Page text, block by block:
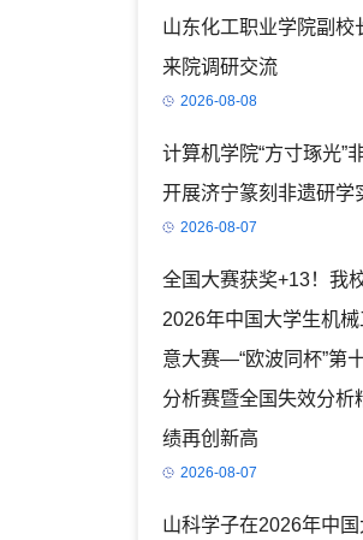
山东化工职业学院副校
来院调研交流
2026-08-08
计算机学院“方寸琢光”
开展济宁篆刻非遗研学
2026-08-07
全国大赛获奖+13！我
2026年中国大学生机械
意大赛—“欧波同杯”第
分析赛暨全国失效分析
绩再创新高
2026-08-07
山科学子在2026年中